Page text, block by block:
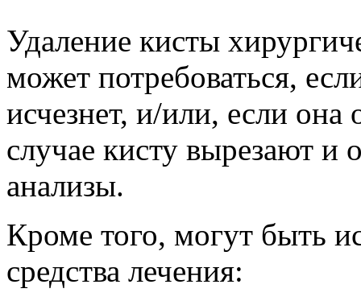
Удаление кисты
может потребоваться,
исчезнет, и/или, если
случае кисту вырезают и
анализы.
Кроме того, могут быть
средства лечения: